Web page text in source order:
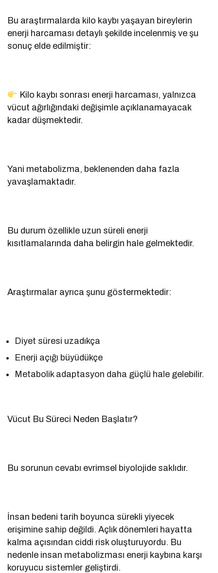
Bu araştırmalarda kilo kaybı yaşayan bireylerin
enerji harcaması detaylı şekilde incelenmiş ve şu
sonuç elde edilmiştir:
Kilo kaybı sonrası enerji harcaması, yalnızca
vücut ağırlığındaki değişimle açıklanamayacak
kadar düşmektedir.
Yani metabolizma, beklenenden daha fazla
yavaşlamaktadır.
Bu durum özellikle uzun süreli enerji
kısıtlamalarında daha belirgin hale gelmektedir.
Araştırmalar ayrıca şunu göstermektedir:
Diyet süresi uzadıkça
Enerji açığı büyüdükçe
Metabolik adaptasyon daha güçlü hale gelebilir.
Vücut Bu Süreci Neden Başlatır?
Bu sorunun cevabı evrimsel biyolojide saklıdır.
İnsan bedeni tarih boyunca sürekli yiyecek
erişimine sahip değildi. Açlık dönemleri hayatta
kalma açısından ciddi risk oluşturuyordu. Bu
nedenle insan metabolizması enerji kaybına karşı
koruyucu sistemler geliştirdi.